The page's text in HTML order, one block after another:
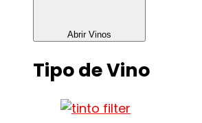
Abrir Vinos
Tipo de Vino